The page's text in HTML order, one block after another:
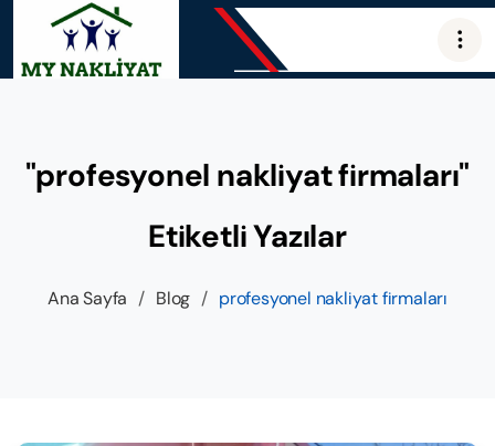
"profesyonel nakliyat firmaları"
Etiketli Yazılar
Ana Sayfa / Blog / profesyonel nakliyat firmaları